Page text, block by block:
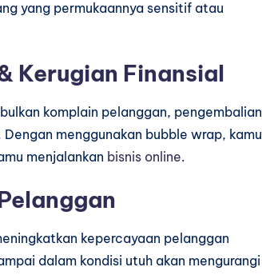
yang permukaannya sensitif atau
Kerugian Finansial
komplain pelanggan, pengembalian
Dengan menggunakan bubble wrap, kamu
menjalankan bisnis online.
kepercayaan pelanggan
dalam kondisi utuh akan mengurangi